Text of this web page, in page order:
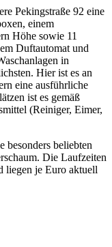
Pekingstraße 92 eine
einem
Höhe sowie 11
Duftautomat und
in
Hier ist es an
eine ausführliche
ist es gemäß
(Reiniger, Eimer,
besonders beliebten
Die Laufzeiten
liegen je Euro aktuell